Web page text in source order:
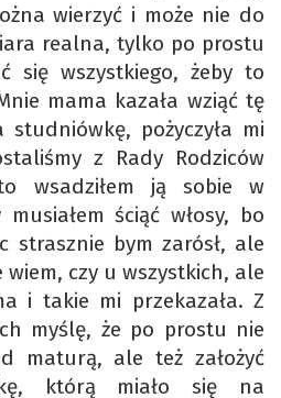
wierzyć i może nie do
realna, tylko po prostu
się wszystkiego, żeby to
mama kazała wziąć tę
pożyczyła mi
z Rady Rodziców
wsadziłem ją sobie w
ściąć włosy, bo
strasznie bym zarósł, ale
wiem, czy u wszystkich, ale
i takie mi przekazała. Z
myślę, że po prostu nie
maturą, ale też założyć
którą miało się na